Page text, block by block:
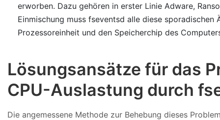
erworben. Dazu gehören in erster Linie Adware,
Einmischung muss fseventsd alle diese
Prozessoreinheit und den Speicherchip des
Lösungsansätze für das
CPU-Auslastung durch
Die angemessene Methode zur Behebung dieses